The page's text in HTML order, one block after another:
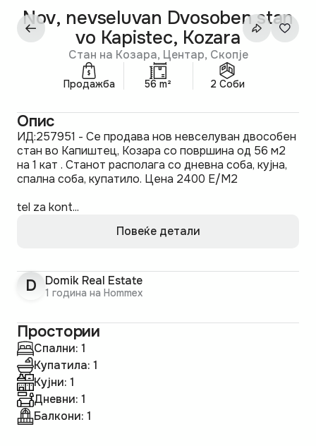
Nov, nevseluvan Dvosoben stan
vo Kapistec, Kozara
Стан на Козара, Центар, Скопје
Продажба 56 m² 2 Соби
Опис
ИД:257951 - Се продава нов невселуван двособен
стан во Капиштец, Козара со површина од 56 м2
на 1 кат . Станот располага со дневна соба, кујна,
спална соба, купатило. Цена 2400 E/M2
tel za kont...
Повеќе детали
D Domik Real Estate
1 година на Hommex
Простории
Спални: 1
Купатила: 1
Кујни: 1
Дневни: 1
Балкони: 1